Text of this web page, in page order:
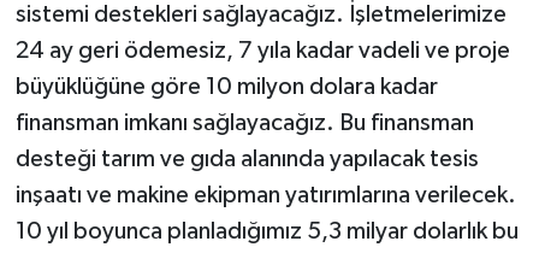
sistemi destekleri sağlayacağız. İşletmelerimize
24 ay geri ödemesiz, 7 yıla kadar vadeli ve proje
büyüklüğüne göre 10 milyon dolara kadar
finansman imkanı sağlayacağız. Bu finansman
desteği tarım ve gıda alanında yapılacak tesis
inşaatı ve makine ekipman yatırımlarına verilecek.
10 yıl boyunca planladığımız 5,3 milyar dolarlık bu